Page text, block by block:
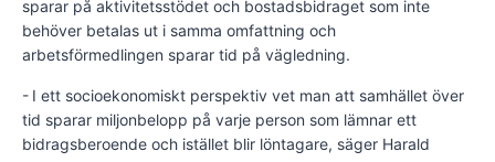
sparar på aktivitetsstödet och bostadsbidraget som inte
behöver betalas ut i samma omfattning och
arbetsförmedlingen sparar tid på vägledning.
- I ett socioekonomiskt perspektiv vet man att samhället över
tid sparar miljonbelopp på varje person som lämnar ett
bidragsberoende och istället blir löntagare, säger Harald